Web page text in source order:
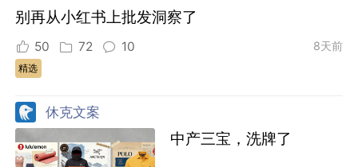
别再从小红书上批发洞察了
50 72 10 8天前
精选
休克文案
中产三宝，洗牌了